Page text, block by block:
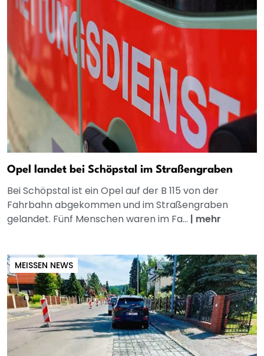
Opel landet bei Schöpstal im Straßengraben
Bei Schöpstal ist ein Opel auf der B 115 von der
Fahrbahn abgekommen und im Straßengraben
gelandet. Fünf Menschen waren im Fa... | mehr
MEISSEN NEWS